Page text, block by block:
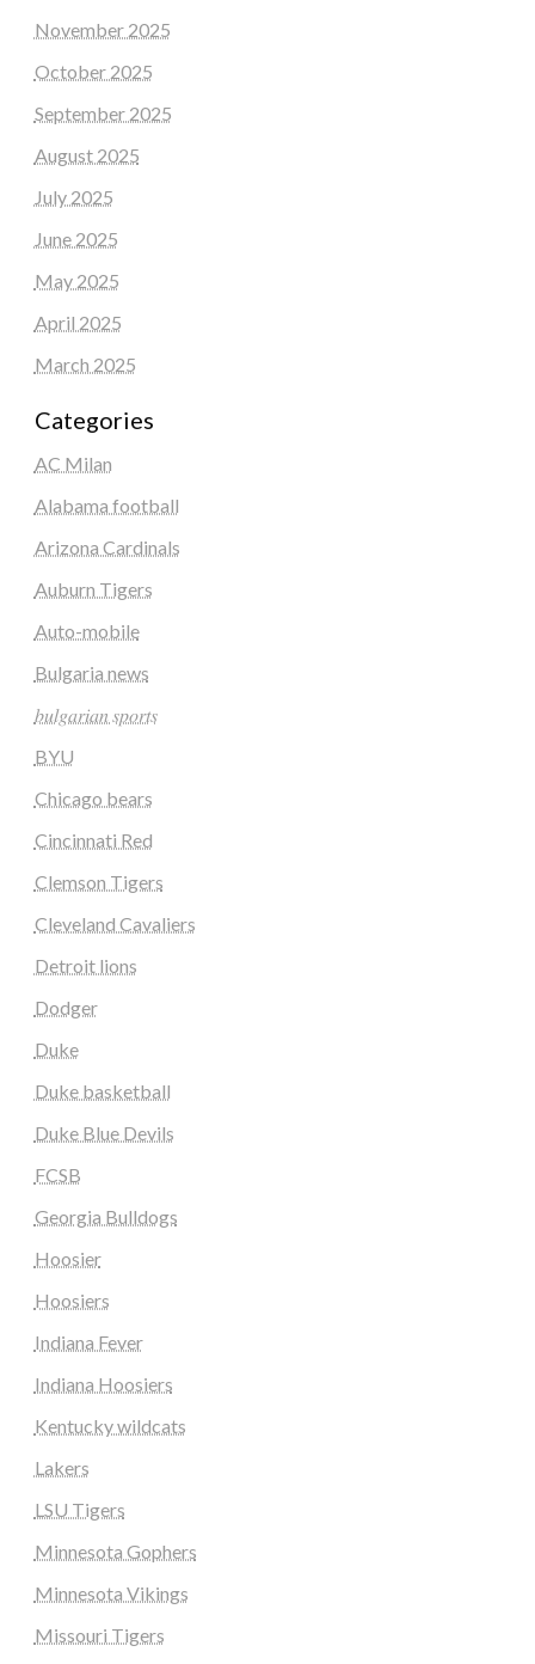
November 2025
October 2025
September 2025
August 2025
July 2025
June 2025
May 2025
April 2025
March 2025
Categories
AC Milan
Alabama football
Arizona Cardinals
Auburn Tigers
Auto-mobile
Bulgaria news
𝑏𝑢𝑙𝑔𝑎𝑟𝑖𝑎𝑛 𝑠𝑝𝑜𝑟𝑡𝑠
BYU
Chicago bears
Cincinnati Red
Clemson Tigers
Cleveland Cavaliers
Detroit lions
Dodger
Duke
Duke basketball
Duke Blue Devils
FCSB
Georgia Bulldogs
Hoosier
Hoosiers
Indiana Fever
Indiana Hoosiers
Kentucky wildcats
Lakers
LSU Tigers
Minnesota Gophers
Minnesota Vikings
Missouri Tigers